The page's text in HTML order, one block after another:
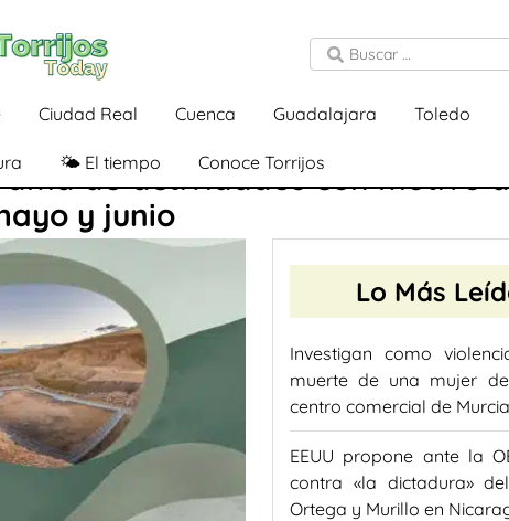
Ciudad Real Cuenca Guadalajara Toledo
🌤️ El tiempo Conoce Torrijos
de actividades con motivo
y junio
Lo Más
Investigan como
muerte de una mujer
centro comercial de Murcia
EEUU propone ante la
contra «la dictadura»
Ortega y Murillo en